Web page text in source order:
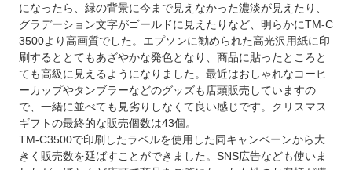
になったら、緑の背景に今まで見えなかった濃淡が見えたり、
グラデーション文字がゴールドに見えたりなど、明らかにTM-C
3500より高画質でした。エプソンに勧められた高光沢用紙に印
刷するととてもあざやかな発色となり、商品に貼ったところと
ても高級に見えるようになりました。最近はおしゃれなコーヒ
ーカップやタンブラーなどのグッズも店頭販売していますの
で、一緒に並べても見劣りしなくて良い感じです。クリスマス
ギフトの最終的な販売個数は43個。
TM-C3500で印刷したラベルを使用した同キャンペーンから大
きく販売数を延ばすことができました。SNS広告なども使いま